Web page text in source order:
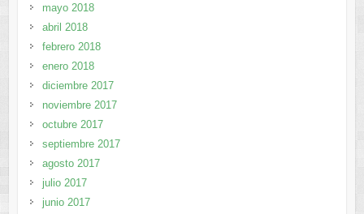
mayo 2018
abril 2018
febrero 2018
enero 2018
diciembre 2017
noviembre 2017
octubre 2017
septiembre 2017
agosto 2017
julio 2017
junio 2017